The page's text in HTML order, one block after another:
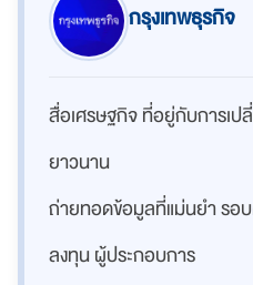
กรุงเทพธุรกิจ
สื่อเศรษฐกิจ ที่อยู่กับการเป
ยาวนาน
ถ่ายทอดข้อมูลที่แม่นยำ รอ
ลงทุน ผู้ประกอบการ